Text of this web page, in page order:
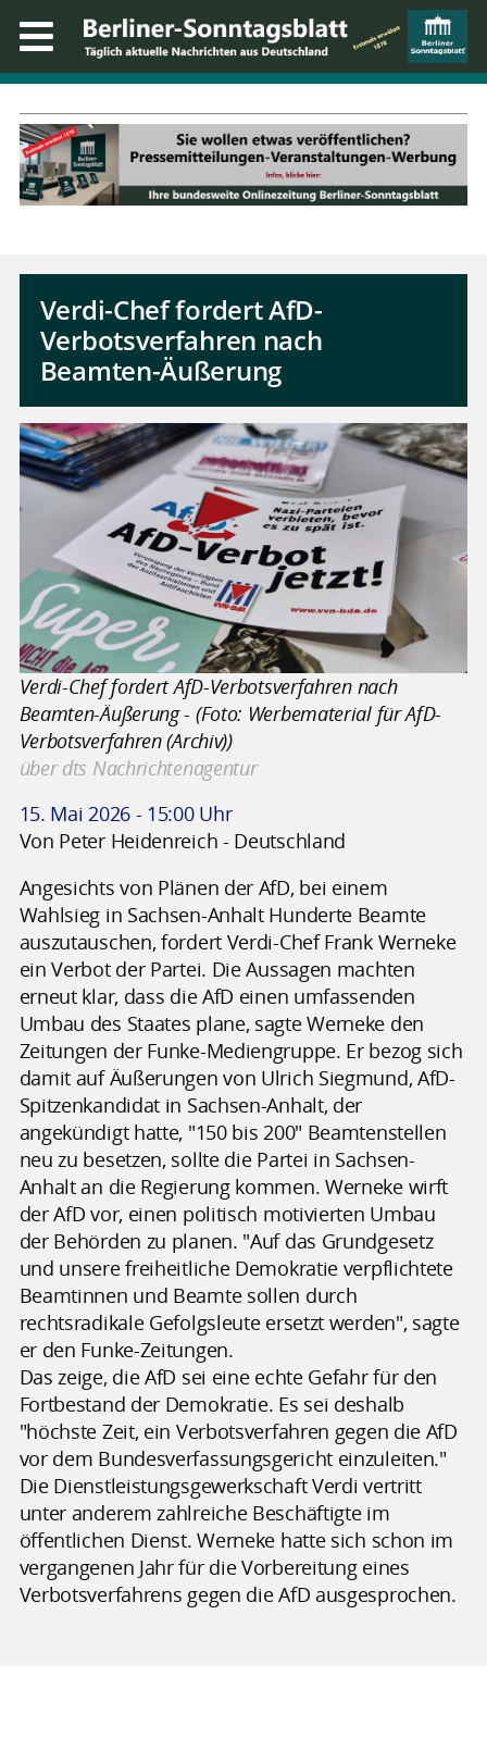
Verdi-Chef fordert AfD-
Verbotsverfahren nach
Beamten-Äußerung
Verdi-Chef fordert AfD-Verbotsverfahren nach
Beamten-Äußerung - (Foto: Werbematerial für AfD-
Verbotsverfahren (Archiv))
über dts Nachrichtenagentur
15. Mai 2026 - 15:00 Uhr
Von Peter Heidenreich - Deutschland
Angesichts von Plänen der AfD, bei einem
Wahlsieg in Sachsen-Anhalt Hunderte Beamte
auszutauschen, fordert Verdi-Chef Frank Werneke
ein Verbot der Partei. Die Aussagen machten
erneut klar, dass die AfD einen umfassenden
Umbau des Staates plane, sagte Werneke den
Zeitungen der Funke-Mediengruppe. Er bezog sich
damit auf Äußerungen von Ulrich Siegmund, AfD-
Spitzenkandidat in Sachsen-Anhalt, der
angekündigt hatte, "150 bis 200" Beamtenstellen
neu zu besetzen, sollte die Partei in Sachsen-
Anhalt an die Regierung kommen. Werneke wirft
der AfD vor, einen politisch motivierten Umbau
der Behörden zu planen. "Auf das Grundgesetz
und unsere freiheitliche Demokratie verpflichtete
Beamtinnen und Beamte sollen durch
rechtsradikale Gefolgsleute ersetzt werden", sagte
er den Funke-Zeitungen.
Das zeige, die AfD sei eine echte Gefahr für den
Fortbestand der Demokratie. Es sei deshalb
"höchste Zeit, ein Verbotsverfahren gegen die AfD
vor dem Bundesverfassungsgericht einzuleiten."
Die Dienstleistungsgewerkschaft Verdi vertritt
unter anderem zahlreiche Beschäftigte im
öffentlichen Dienst. Werneke hatte sich schon im
vergangenen Jahr für die Vorbereitung eines
Verbotsverfahrens gegen die AfD ausgesprochen.